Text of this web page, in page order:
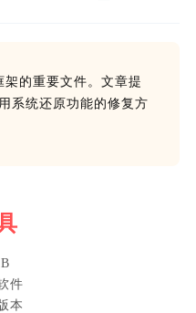
的重要文件。文章提
系统还原功能的修复方
件
本